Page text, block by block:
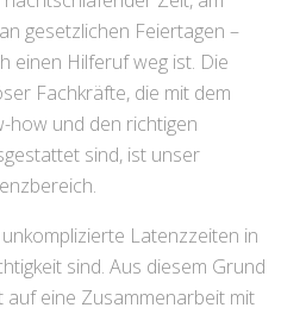
gesetzlichen Feiertagen –
einen Hilferuf weg ist. Die
Fachkräfte, die mit dem
how und den richtigen
sind, ist unser
Latenzzeiten in
sind. Aus diesem Grund
auf eine Zusammenarbeit mit